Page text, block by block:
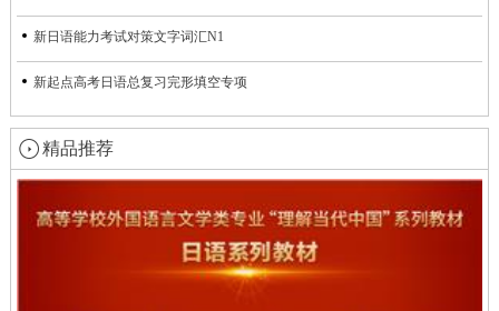
新日语能力考试对策文字词汇N1
新起点高考日语总复习完形填空专项
精品推荐